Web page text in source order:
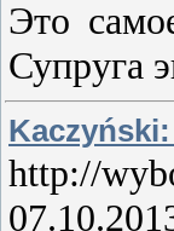
Это
Супруга
http://